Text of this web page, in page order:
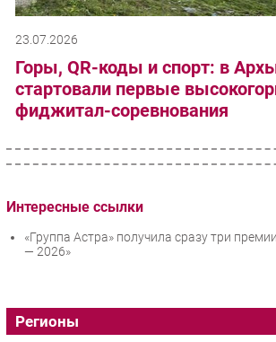
23.07.2026
Горы, QR-коды и спорт: в
стартовали первые
фиджитал-соревнования
Интересные ссылки
«Группа Астра» получила сразу три
— 2026»
Регионы